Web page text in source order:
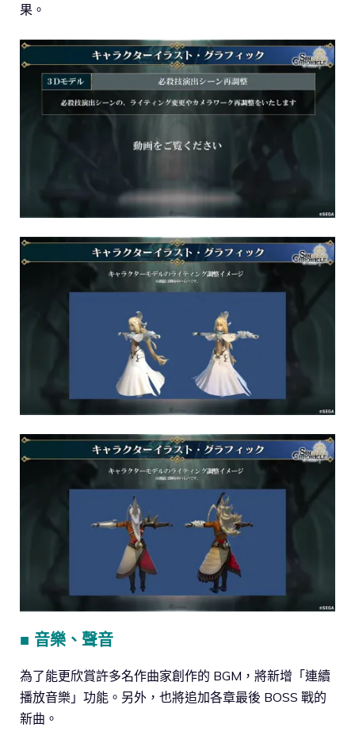
果。
■ 音樂、聲音
為了能更欣賞許多名作曲家創作的 BGM，將新增「連續
播放音樂」功能。另外，也將追加各章最後 BOSS 戰的
新曲。